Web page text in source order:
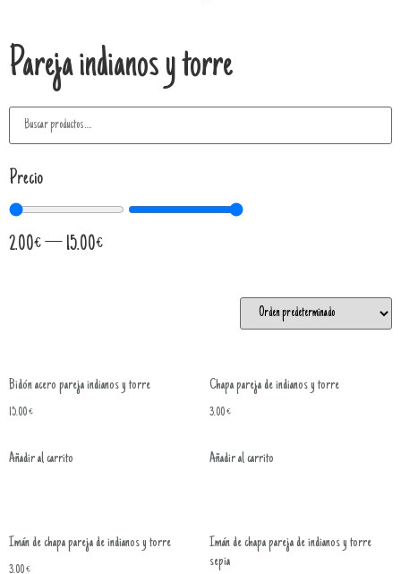
Pareja indianos y torre
Precio
2.00€— 15.00€
Bidón acero pareja indianos y torre
15.00€
Añadir al carrito
Chapa pareja de indianos y torre
3.00€
Añadir al carrito
Imán de chapa pareja de indianos y torre
3.00€
Imán de chapa pareja de indianos y torre
sepia